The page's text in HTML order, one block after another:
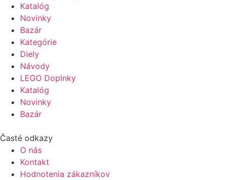
Katalóg
Novinky
Bazár
Kategórie
Diely
Návody
LEGO Doplnky
Katalóg
Novinky
Bazár
Časté odkazy
O nás
Kontakt
Hodnotenia zákazníkov